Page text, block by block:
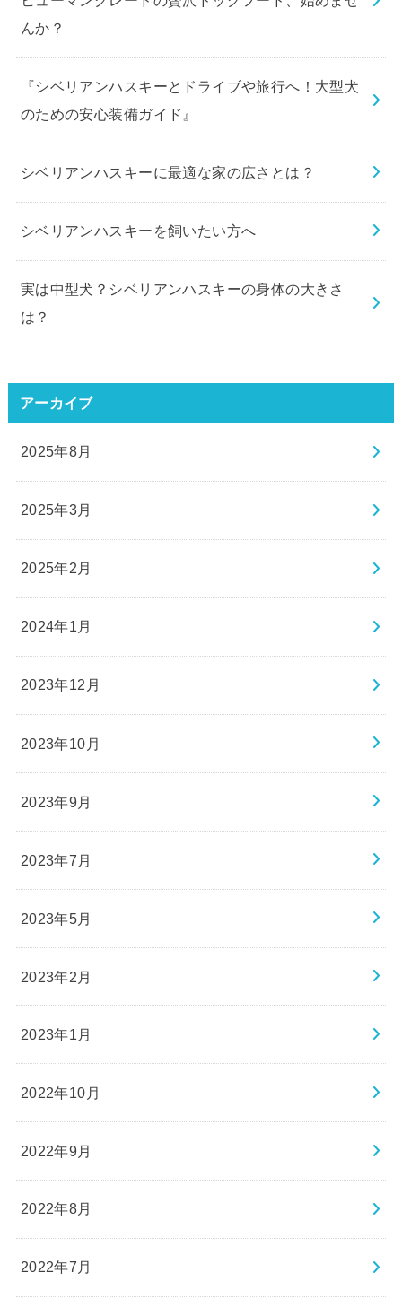
んか？
『シベリアンハスキーとドライブや旅行へ！大型犬
のための安心装備ガイド』
シベリアンハスキーに最適な家の広さとは？
シベリアンハスキーを飼いたい方へ
実は中型犬？シベリアンハスキーの身体の大きさ
は？
アーカイブ
2025年8月
2025年3月
2025年2月
2024年1月
2023年12月
2023年10月
2023年9月
2023年7月
2023年5月
2023年2月
2023年1月
2022年10月
2022年9月
2022年8月
2022年7月